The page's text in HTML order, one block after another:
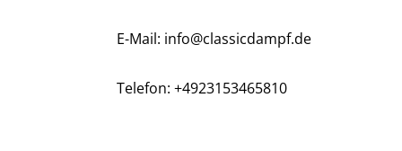
E-Mail: info@classicdampf.de
Telefon: +4923153465810